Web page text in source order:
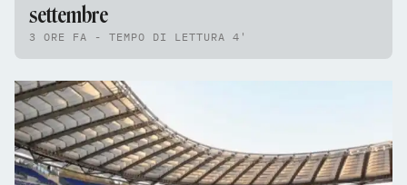
settembre
3 ORE FA - TEMPO DI LETTURA 4'